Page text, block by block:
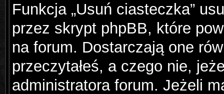
Funkcja „Usuń ciasteczka”
przez skrypt phpBB, które
na forum. Dostarczają one
przeczytałeś, a czego nie,
administratora forum. Jeżeli